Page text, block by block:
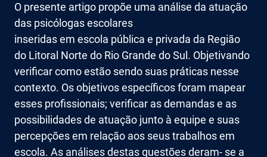
O presente artigo propõe uma análise da atuação
das psicólogas escolares
inseridas em escola pública e privada da Região
do Litoral Norte do Rio Grande do Sul. Objetivando
verificar como estão sendo suas práticas nesse
contexto. Os objetivos específicos foram mapear
esses profissionais; verificar as demandas e as
possibilidades de atuação junto à equipe e suas
percepções em relação aos seus trabalhos em
escola. As análises destas questões deram- se a